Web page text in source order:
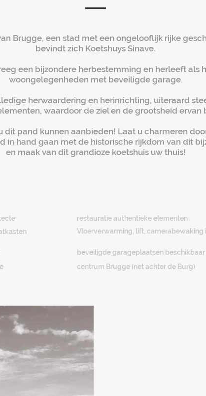
Brugge, een stad met een ongelooflijk rijke
bevindt zich Koetshuys Sinave.
een bijzondere herbestemming en herleeft als
woongelegenheden met beveiligde garage.
herwaardering en herinrichting, uiteraard
waardoor de ziel en de grootsheid ervan
dit pand kunnen aanbieden! Laat u charmeren
in hand gaan met de historische rijkdom van dit
en maak van dit grandioze koetshuis uw thuis!
restauratie authentieke elementen
Vloerverwarming, lift, camerabewaking
beveiligde garageplaatsen beschikbaar
centrum Brugge (net achter de Burg)